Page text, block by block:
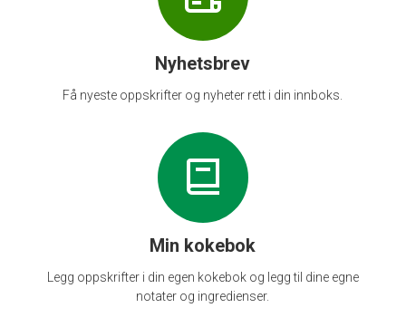
Nyhetsbrev
Få nyeste oppskrifter og nyheter rett i din innboks.
Min kokebok
Legg oppskrifter i din egen kokebok og legg til dine egne
notater og ingredienser.